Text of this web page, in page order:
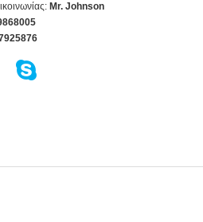
Mr. Johnson